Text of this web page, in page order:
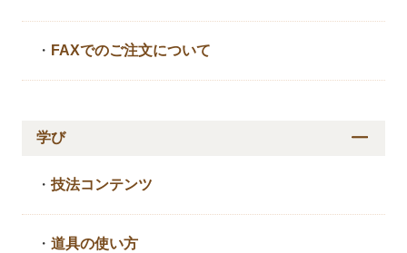
・ FAXでのご注文について
学び
・技法コンテンツ
・道具の使い方